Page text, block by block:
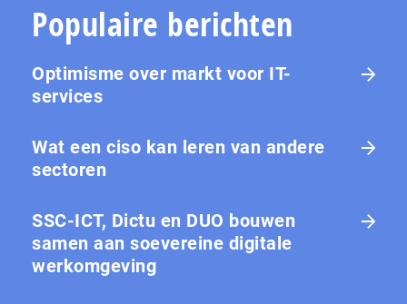
Populaire berichten
Optimisme over markt voor IT-
services
Wat een ciso kan leren van andere
sectoren
SSC-ICT, Dictu en DUO bouwen
samen aan soevereine digitale
werkomgeving